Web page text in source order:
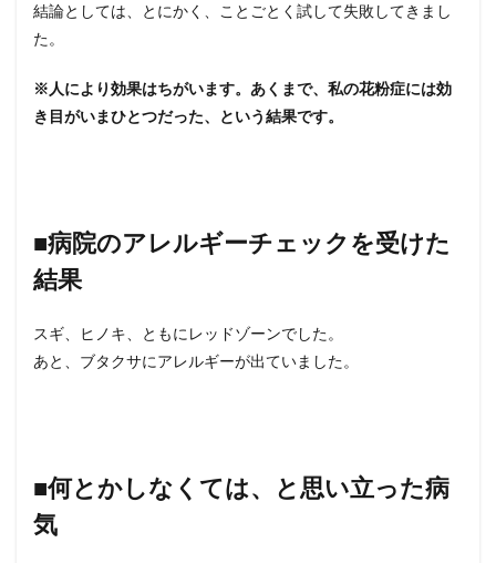
は、
い立
病気
4
は
■舌
疫療
法の
準備
6
■舌
下免
結論としては、とにかく、ことごとく試して失敗してきまし
た。
※人により効果はちがいます。あくまで、私の花粉症には効
き目がいまひとつだった、という結果です。
■病院のアレルギーチェックを受けた
結果
スギ、ヒノキ、ともにレッドゾーンでした。
あと、ブタクサにアレルギーが出ていました。
■何とかしなくては、と思い立った病
気